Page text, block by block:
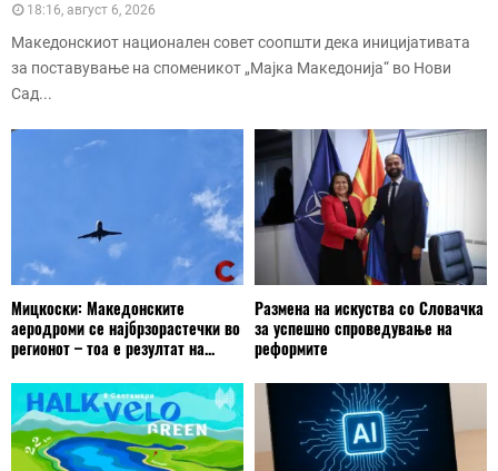
18:16, август 6, 2026
Македонскиот национален совет соопшти дека иницијативата
за поставување на споменикот „Мајка Македонија“ во Нови
Сад...
Мицкоски: Македонските
аеродроми се најбрзорастечки во
регионот – тоа е резултат на...
Размена на искуства со Словачка
за успешно спроведување на
реформите